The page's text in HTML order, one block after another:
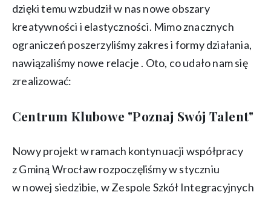
dzięki temu wzbudził w nas nowe obszary
kreatywności i elastyczności. Mimo znacznych
ograniczeń poszerzyliśmy zakres i formy działania,
nawiązaliśmy nowe relacje . Oto, co udało nam się
zrealizować:
Centrum Klubowe "Poznaj Swój Talent"
Nowy projekt w ramach kontynuacji współpracy
z Gminą Wrocław rozpoczęliśmy w styczniu
w nowej siedzibie, w Zespole Szkół Integracyjnych